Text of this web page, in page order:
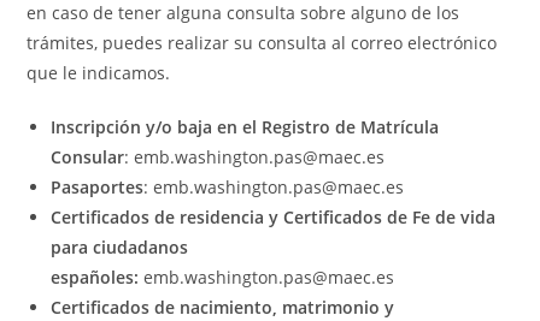
en caso de tener alguna consulta sobre alguno de los
trámites, puedes realizar su consulta al correo electrónico
que le indicamos.
​Inscripción y/o baja en el Registro de Matrícula
Consular: emb.washington.pas@maec.es​
Pasaportes: emb.washington.pas@maec.es
Certificados de residencia y Certificados de Fe de vida
para ciudadanos
españoles: emb.washington.pas@maec.es
Certificados de nacimiento, matrimonio y